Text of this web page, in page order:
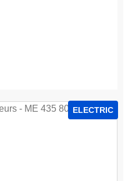
ELECTRIC